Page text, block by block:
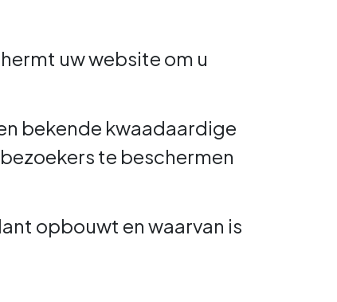
uw website om u
bekende kwaadaardige
te beschermen
opbouwt en waarvan is